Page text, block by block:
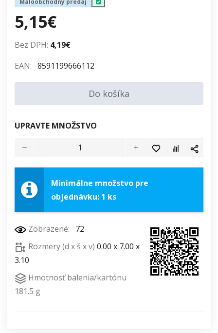
Maloobchodný predaj
5,15€
Bez DPH: 4,19€
EAN: 8591199666112
Do košíka
UPRAVTE MNOŽSTVO
Minimálne množstvo pre
objednávku: 1 ks
Zobrazené:
72
Rozmery (d x š x v) 0.00 x 7.00 x
3.10
Hmotnosť balenia/kartónu
181.5 g